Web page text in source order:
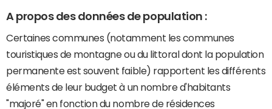
A propos des données de population :
Certaines communes (notamment les communes
touristiques de montagne ou du littoral dont la population
permanente est souvent faible) rapportent les différents
éléments de leur budget à un nombre d'habitants
"majoré" en fonction du nombre de résidences